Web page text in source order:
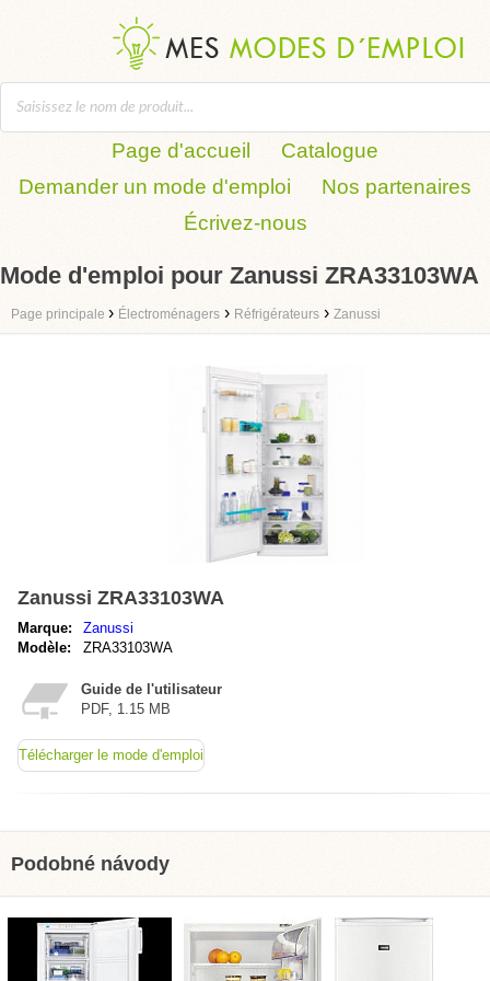
Page d'accueil
Catalogue
Demander un mode d'emploi
Nos partenaires
Écrivez-nous
Mode d'emploi pour Zanussi ZRA33103WA
Page principale › Électroménagers › Réfrigérateurs › Zanussi
Zanussi ZRA33103WA
Marque:
Zanussi
Modèle:
ZRA33103WA
Guide de l'utilisateur
PDF, 1.15 MB
Télécharger le mode d'emploi
Podobné návody